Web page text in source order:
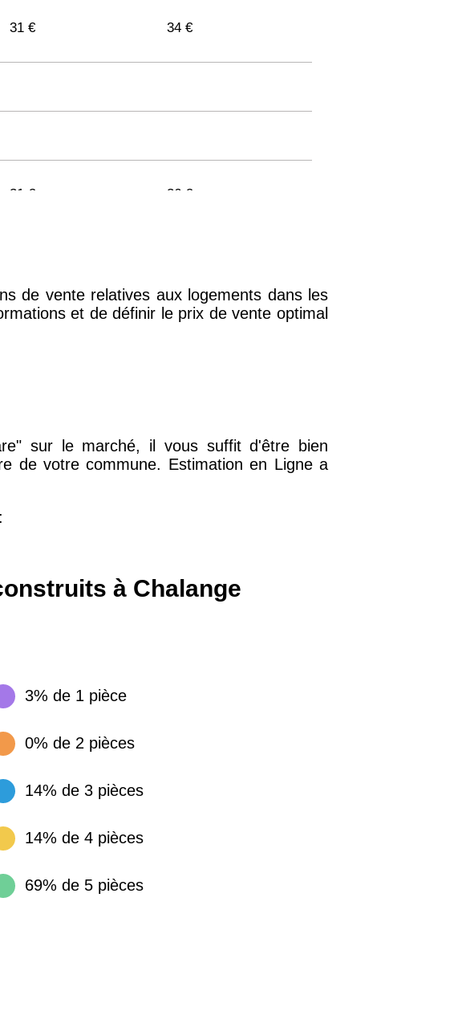
31 € 34 €
31 € 36 €
30 € 34 €
34 €
14 €
14 €
de vente relatives aux logements dans les
et de définir le prix de vente optimal
sur le marché, il vous suffit d'être bien
de votre commune. Estimation en Ligne a
à Chalange
3% de 1 pièce
0% de 2 pièces
14% de 3 pièces
14% de 4 pièces
69% de 5 pièces